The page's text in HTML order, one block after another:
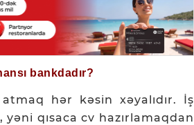
bankdadır?
hər kəsin xəyalıdır. İş
qısaca cv hazırlamaqdan